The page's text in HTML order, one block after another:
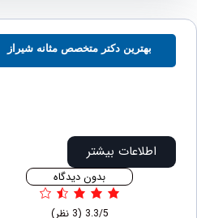
بهترین دکتر متخصص مثانه شیراز
اطلاعات بیشتر
بدون دیدگاه